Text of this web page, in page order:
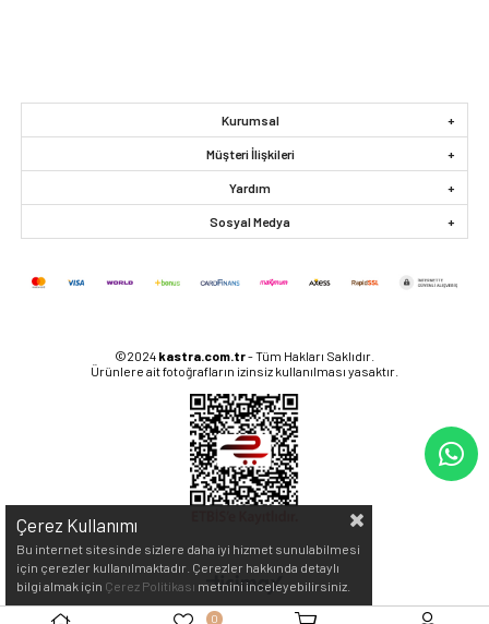
Kurumsal
Müşteri İlişkileri
Yardım
Sosyal Medya
©2024 kastra.com.tr- Tüm Hakları Saklıdır.
Ürünlere ait fotoğrafların izinsiz kullanılması yasaktır.
Çerez Kullanımı
Bu internet sitesinde sizlere daha iyi hizmet sunulabilmesi
için çerezler kullanılmaktadır. Çerezler hakkında detaylı
bilgi almak için Çerez Politikası metnini inceleyebilirsiniz.
0